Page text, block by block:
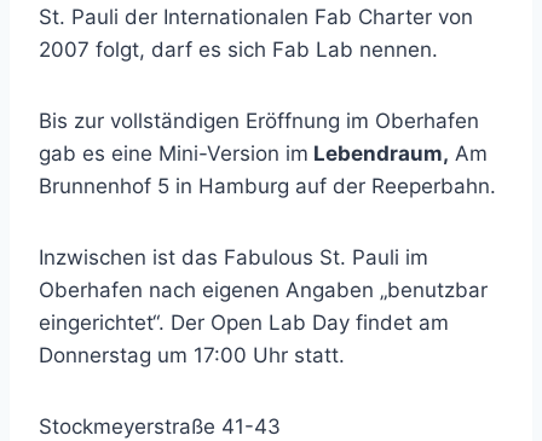
St. Pauli der Internationalen Fab Charter von
2007 folgt, darf es sich Fab Lab nennen.
Bis zur vollständigen Eröffnung im Oberhafen
gab es eine Mini-Version im Lebendraum, Am
Brunnenhof 5 in Hamburg auf der Reeperbahn.
Inzwischen ist das Fabulous St. Pauli im
Oberhafen nach eigenen Angaben „benutzbar
eingerichtet“. Der Open Lab Day findet am
Donnerstag um 17:00 Uhr statt.
Stockmeyerstraße 41-43